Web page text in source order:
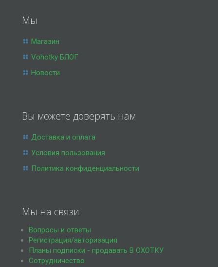
Мы
Магазин
Vohotky БЛОГ
Новости
Вы можете доверять нам
Доставка и оплата
Условия пользования
Политика конфиденциальности
Мы на связи
Вопросы и ответы
Регистрация/авторизация
Планы подписки - продавать В ОХОТКУ
Сотрудничество